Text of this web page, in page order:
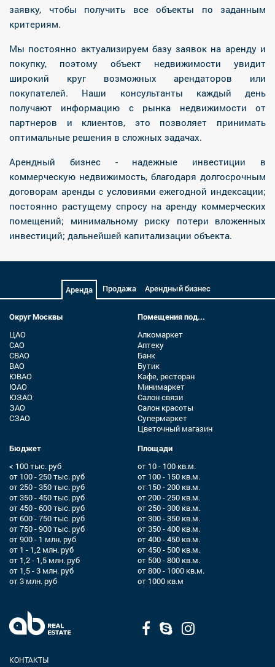
заявку, чтобы получить все объекты по заданным
критериям.
Мы постоянно актуализируем базу заявок на аренду и
покупку, поэтому объект недвижимости увидит
широкий круг возможных арендаторов или
покупателей. Наши консультанты каждый день
получают информацию с рынка недвижимости от
партнеров и клиентов, это позволяет принимать
оптимальные решения в сложных задачах.
Арендный бизнес - надежные инвестиции в
коммерческую недвижимость, благодаря долгосрочным
договорам аренды с условиями ежегодной индексации;
постоянно растущему спросу на аренду коммерческих
помещений; минимальному риску потери вложенных
инвестиций; дальнейшей капитализации объекта.
Аренда Продажа Арендный бизнес
Округ Москвы
ЦАО
САО
СВАО
ВАО
ЮВАО
ЮАО
ЮЗАО
ЗАО
СЗАО
Помещения под...
Алкомаркет
Аптеку
Банк
Бутик
Кафе, ресторан
Минимаркет
Салон связи
Салон красоты
Супермаркет
Цветочный магазин
Бюджет
< 100 тыс. руб
от 100 - 250 тыс. руб
от 250 - 350 тыс. руб
от 350 - 450 тыс. руб
от 450 - 600 тыс. руб
от 600 - 750 тыс. руб
от 750 - 900 тыс. руб
от 900 - 1 млн. руб
от 1 - 1,2 млн. руб
от 1,2 - 1,5 млн. руб
от 1,5 - 3 млн. руб
от 3 млн. руб
Площади
от 10 - 100 кв.м.
от 100 - 150 кв.м.
от 150 - 200 кв.м.
от 200 - 250 кв.м.
от 250 - 300 кв.м.
от 300 - 350 кв.м.
от 350 - 400 кв.м.
от 400 - 450 кв.м.
от 450 - 500 кв.м.
от 500 - 800 кв.м.
от 800 - 1000 кв.м.
от 1000 кв.м
КОНТАКТЫ